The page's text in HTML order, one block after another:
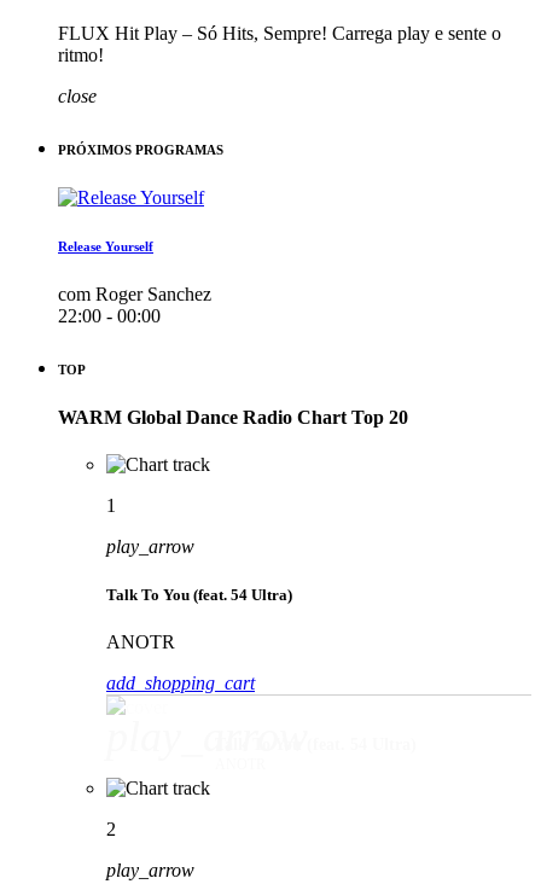
FLUX Hit Play – Só Hits, Sempre! Carrega play e sente o
ritmo!
close
PRÓXIMOS PROGRAMAS
Release Yourself
com Roger Sanchez
22:00 - 00:00
TOP
WARM Global Dance Radio Chart Top 20
1
play_arrow
Talk To You (feat. 54 Ultra)
ANOTR
add_shopping_cart
2
play_arrow